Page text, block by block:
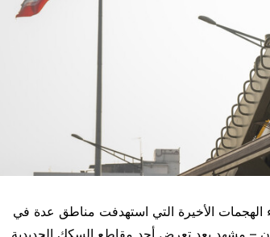
اليوم الخميس، مقتل 14 شخصاً جراء الهجمات الأخيرة التي استهدفت مناطق عدة في